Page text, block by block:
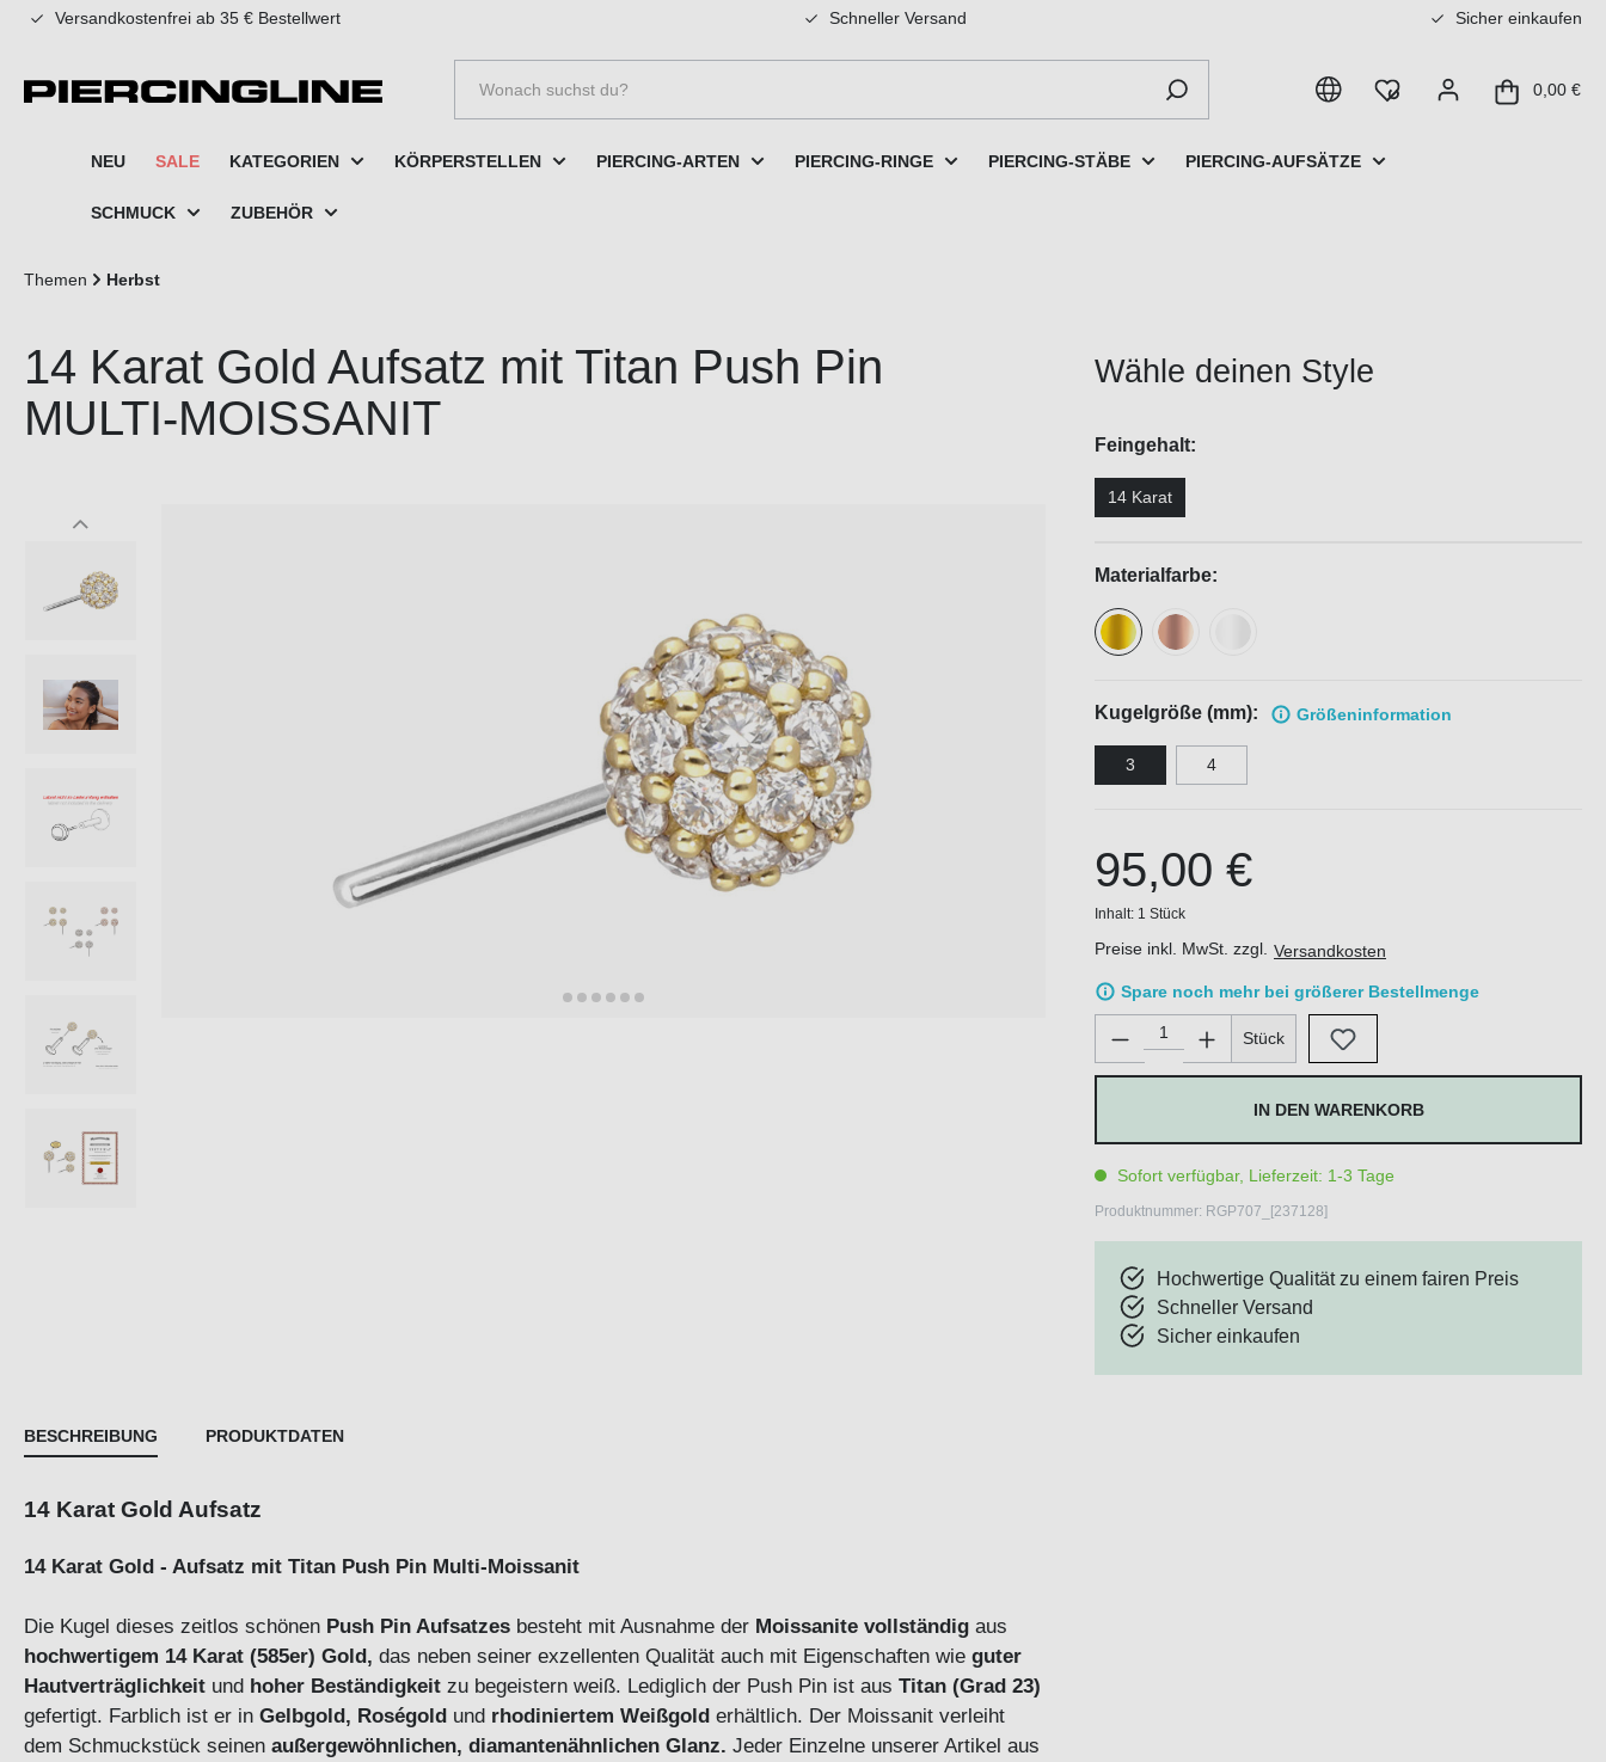
springen Zur Hauptnavigation springen
Versandkostenfrei ab 35 € Bestellwert Schneller Versand Sicher einkaufen
0,00 €
NEU SALE KATEGORIEN KÖRPERSTELLEN PIERCING-ARTEN PIERCING-RINGE PIERCING-STÄBE PIERCING-AUFSÄTZE
SCHMUCK ZUBEHÖR
Themen Herbst
14 Karat Gold Aufsatz mit Titan Push Pin
MULTI-MOISSANIT
Wähle deinen Style
Feingehalt:
14 Karat
Materialfarbe:
Kugelgröße (mm): Größeninformation
3 4
95,00 €
Inhalt: 1 Stück
Preise inkl. MwSt. zzgl. Versandkosten
Spare noch mehr bei größerer Bestellmenge
Produkt Anzahl: Gib den gewünschten Wert ein oder
Stück
IN DEN WARENKORB
Sofort verfügbar, Lieferzeit: 1-3 Tage
Produktnummer: RGP707_[237128]
Hochwertige Qualität zu einem fairen Preis
Schneller Versand
Sicher einkaufen
BESCHREIBUNG PRODUKTDATEN
14 Karat Gold Aufsatz
14 Karat Gold - Aufsatz mit Titan Push Pin Multi-Moissanit
Die Kugel dieses zeitlos schönen Push Pin Aufsatzes besteht mit Ausnahme der Moissanite vollständig aus
hochwertigem 14 Karat (585er) Gold, das neben seiner exzellenten Qualität auch mit Eigenschaften wie guter
Hautverträglichkeit und hoher Beständigkeit zu begeistern weiß. Lediglich der Push Pin ist aus Titan (Grad 23)
gefertigt. Farblich ist er in Gelbgold, Roségold und rhodiniertem Weißgold erhältlich. Der Moissanit verleiht
dem Schmuckstück seinen außergewöhnlichen, diamantenähnlichen Glanz. Jeder Einzelne unserer Artikel aus